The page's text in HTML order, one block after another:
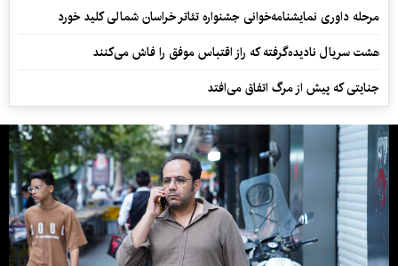
مرحله داوری نمایشنامه‌خوانی جشنواره تئاتر خراسان شمالی کلید خورد
هشت سریال نادیده‌گرفته که راز اقتباس موفق را فاش می‌کنند
جنایتی که پیش از مرگ اتفاق می‌افتد